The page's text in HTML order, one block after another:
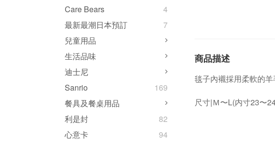
Care Bears
4
最新最潮日本預訂
7
兒童用品
生活品味
迪士尼
Sanrio
169
餐具及餐桌用品
利是封
82
心意卡
94
商品描述
毯子內襯採用柔軟的
尺寸|Ｍ〜L(内寸23〜